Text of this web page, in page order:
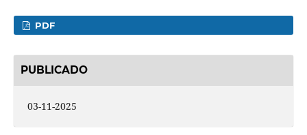
PDF
PUBLICADO
03-11-2025